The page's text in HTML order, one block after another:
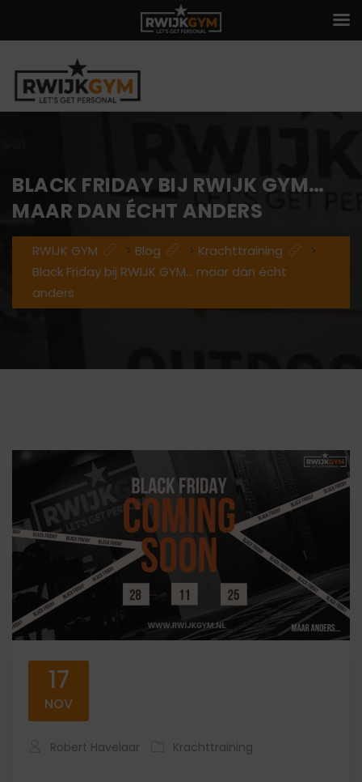
BLACK FRIDAY BIJ RWIJK GYM…
MAAR DAN ÉCHT ANDERS
RWIJK GYM > Blog > Krachttraining
>
Black Friday bij RWIJK GYM… maar dan écht
anders
17
NOV
Robert Havelaar Krachttraining